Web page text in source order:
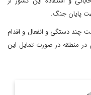
پایان جنگ.
چند دستگی و انفعال و اقدام
منطقه در صورت تمایل این